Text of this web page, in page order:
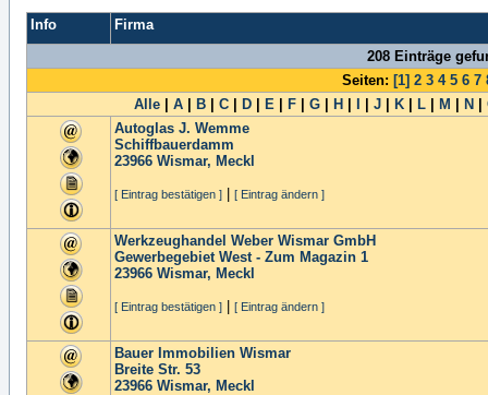
Info
Firma
208 Einträge
Seiten: [1] 2 3 4 5 6 7
Alle
A B C D E F G H J K L M N
Autoglas J. Wemme
Schiffbauerdamm
23966 Wismar, Meckl
[ Eintrag bestätigen ] [ Eintrag ändern ]
Werkzeughandel Weber Wismar GmbH
Gewerbegebiet West - Zum Magazin 1
23966 Wismar, Meckl
[ Eintrag bestätigen ] [ Eintrag ändern ]
Bauer Immobilien Wismar
Breite Str. 53
23966 Wismar, Meckl